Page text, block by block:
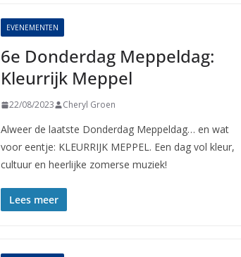
EVENEMENTEN
6e Donderdag Meppeldag:
Kleurrijk Meppel
22/08/2023 Cheryl Groen
Alweer de laatste Donderdag Meppeldag… en wat
voor eentje: KLEURRIJK MEPPEL. Een dag vol kleur,
cultuur en heerlijke zomerse muziek!
Lees meer